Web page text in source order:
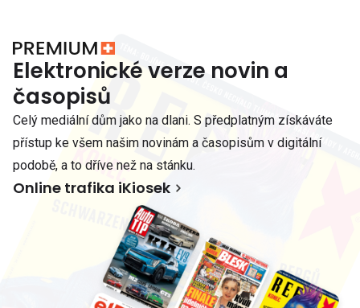
Elektronické verze novin a
časopisů
Celý mediální dům jako na dlani. S předplatným získáváte
přístup ke všem našim novinám a časopisům v digitální
podobě, a to dříve než na stánku.
Online trafika iKiosek